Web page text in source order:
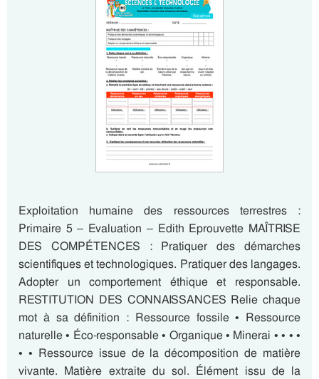
Exploitation humaine des ressources terrestres :
Primaire 5 – Evaluation – Edith Eprouvette MAÎTRISE
DES COMPÉTENCES : Pratiquer des démarches
scientifiques et technologiques. Pratiquer des langages.
Adopter un comportement éthique et responsable.
RESTITUTION DES CONNAISSANCES Relie chaque
mot à sa définition : Ressource fossile • Ressource
naturelle • Éco-responsable • Organique • Minerai • • • •
• • Ressource issue de la décomposition de matière
vivante. Matière extraite du sol. Élément issu de la